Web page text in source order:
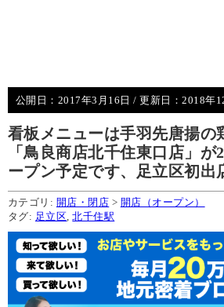
公開日： 2017年3月16日 / 更新日：2018年
看板メニューは手羽先唐揚の
「鳥良商店北千住東口店」が
ープン予定です、足立区初出
カテゴリ: 開店・閉店 > 開店（オープン）
タグ: 足立区 ,北千住駅